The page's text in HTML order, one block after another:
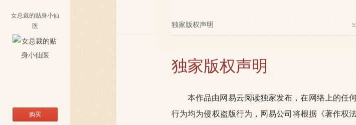
女总裁的贴身小仙
医
购买
独家版权声明
独家版权声明
本作品由网易云阅读独家发布，在网络上的任
行为均为侵权盗版行为，网易公司将根据《著作权